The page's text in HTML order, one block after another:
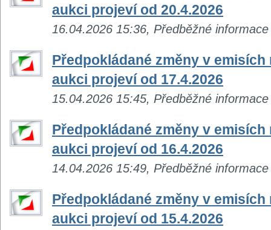
aukci projeví od 20.4.2026
16.04.2026 15:36, Předběžné informace
Předpokládané změny v emisích
aukci projeví od 17.4.2026
15.04.2026 15:45, Předběžné informace
Předpokládané změny v emisích
aukci projeví od 16.4.2026
14.04.2026 15:49, Předběžné informace
Předpokládané změny v emisích
aukci projeví od 15.4.2026